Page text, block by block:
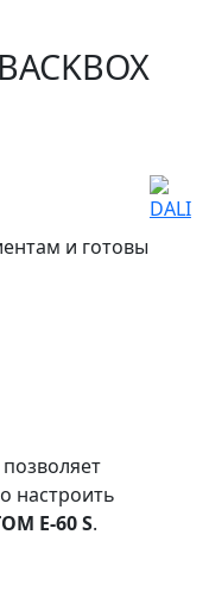
и готовы
настроить
E-60 S.